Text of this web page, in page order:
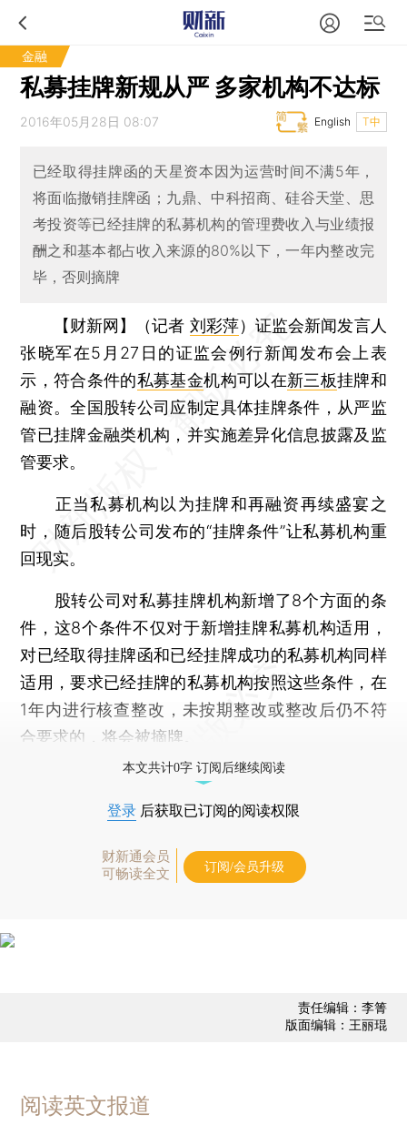
金融
私募挂牌新规从严 多家机构不达标
2016年05月28日 08:07 T中
English
已经取得挂牌函的天星资本因为运营时间不满5年，
将面临撤销挂牌函；九鼎、中科招商、硅谷天堂、思
考投资等已经挂牌的私募机构的管理费收入与业绩报
酬之和基本都占收入来源的80%以下，一年内整改完
毕，否则摘牌
【财新网】（记者 刘彩萍） 证监会新闻发言人
张晓军在5月27日的证监会例行新闻发布会上表
示，符合条件的私募基金机构可以在新三板挂牌和
融资。全国股转公司应制定具体挂牌条件，从严监
管已挂牌金融类机构，并实施差异化信息披露及监
管要求。
正当私募机构以为挂牌和再融资再续盛宴之
时，随后股转公司发布的“挂牌条件”让私募机构重
回现实。
股转公司对私募挂牌机构新增了8个方面的条
件，这8个条件不仅对于新增挂牌私募机构适用，
对已经取得挂牌函和已经挂牌成功的私募机构同样
适用，要求已经挂牌的私募机构按照这些条件，在
1年内进行核查整改，未按期整改或整改后仍不符
合要求的，将会被摘牌。
本文共计0字 订阅后继续阅读
登录 后获取已订阅的阅读权限
财新通会员
可畅读全文
订阅/会员升级
责任编辑：李箐
版面编辑：王丽琨
阅读英文报道